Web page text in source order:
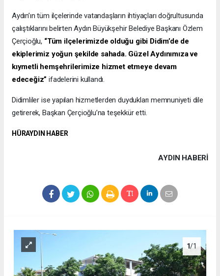
Aydın’ın tüm ilçelerinde vatandaşların ihtiyaçları doğrultusunda
çalıştıklarını belirten Aydın Büyükşehir Belediye Başkanı Özlem
Çerçioğlu, “Tüm ilçelerimizde olduğu gibi Didim’de de
ekiplerimiz yoğun şekilde sahada. Güzel Aydınımıza ve
kıymetli hemşehrilerimize hizmet etmeye devam
edeceğiz” ifadelerini kullandı.
Didimliler ise yapılan hizmetlerden duydukları memnuniyeti dile
getirerek, Başkan Çerçioğlu’na teşekkür etti.
HÜRAYDIN HABER
AYDIN HABERİ
1/1